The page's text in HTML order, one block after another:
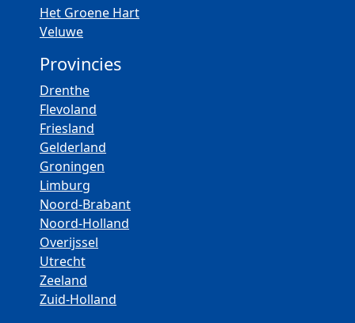
Het Groene Hart
Veluwe
Provincies
Drenthe
Flevoland
Friesland
Gelderland
Groningen
Limburg
Noord-Brabant
Noord-Holland
Overijssel
Utrecht
Zeeland
Zuid-Holland